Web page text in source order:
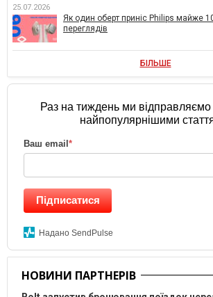
25.07.2026
Як один оберт приніс Philips майже
переглядів
БІЛЬШЕ
Раз на тиждень ми
найпопулярнішими
Ваш email*
Підписатися
Надано SendPulse
НОВИНИ ПАРТНЕРІВ